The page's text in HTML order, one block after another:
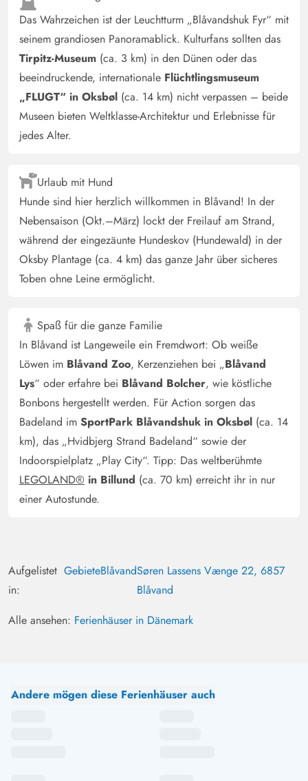
Das Wahrzeichen ist der Leuchtturm „Blåvandshuk Fyr“ mit
seinem grandiosen Panoramablick. Kulturfans sollten das
Tirpitz-Museum (ca. 3 km) in den Dünen oder das
beeindruckende, internationale Flüchtlingsmuseum
„FLUGT“ in Oksbøl (ca. 14 km) nicht verpassen – beide
Museen bieten Weltklasse-Architektur und Erlebnisse für
jedes Alter.
Urlaub mit Hund
Hunde sind hier herzlich willkommen in Blåvand! In der
Nebensaison (Okt.–März) lockt der Freilauf am Strand,
während der eingezäunte Hundeskov (Hundewald) in der
Oksby Plantage (ca. 4 km) das ganze Jahr über sicheres
Toben ohne Leine ermöglicht.
Spaß für die ganze Familie
In Blåvand ist Langeweile ein Fremdwort: Ob weiße
Löwen im Blåvand Zoo, Kerzenziehen bei „Blåvand
Lys“ oder erfahre bei Blåvand Bolcher, wie köstliche
Bonbons hergestellt werden. Für Action sorgen das
Badeland im SportPark Blåvandshuk in Oksbøl (ca. 14
km), das „Hvidbjerg Strand Badeland“ sowie der
Indoorspielplatz „Play City“. Tipp: Das weltberühmte
LEGOLAND® in Billund (ca. 70 km) erreicht ihr in nur
einer Autostunde.
Aufgelistet
in:
GebieteBlåvandSøren Lassens Vænge 22, 6857
Blåvand
Alle ansehen: Ferienhäuser in Dänemark
Andere mögen diese Ferienhäuser auch